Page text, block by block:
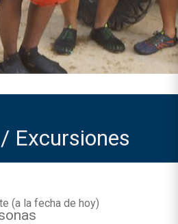
Excursiones
(a la fecha de hoy)